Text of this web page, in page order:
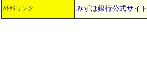
外部リンク みずほ銀行公式サイト